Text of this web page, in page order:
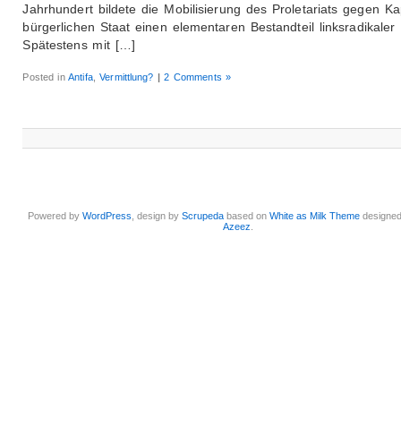
Jahrhundert bildete die Mobilisierung des Proletariats gegen
bürgerlichen Staat einen elementaren Bestandteil linksradikaler
Spätestens mit […]
Posted inAntifa,Vermittlung? | 2 Comments »
Powered byWordPress , design byScrupeda based onWhite as Milk Theme
Azeez